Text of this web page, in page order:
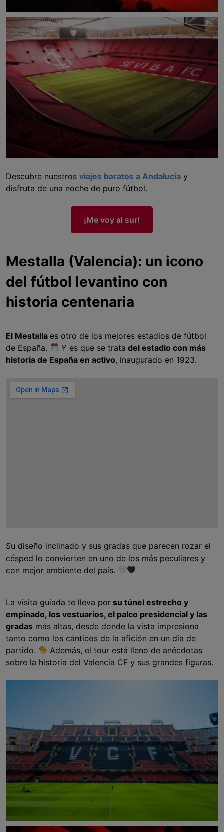
Descubre nuestros viajes baratos a Andalucía y
disfruta de una noche de puro fútbol.
¡Me voy al sur!
Mestalla (Valencia): un icono
del fútbol levantino con
historia centenaria
El Mestalla es otro de los mejores estadios de fútbol
de España.
Y es que se trata del estadio con más
historia de España en activo, inaugurado en 1923.
Su diseño inclinado y sus gradas que parecen rozar el
césped lo convierten en uno de los más peculiares y
con mejor ambiente del país.
La visita guiada te lleva por su túnel estrecho y
empinado, los vestuarios, el palco presidencial y las
gradas más altas, desde donde la vista impresiona
tanto como los cánticos de la afición en un día de
partido.
Además, el tour está lleno de anécdotas
sobre la historia del Valencia CF y sus grandes figuras.